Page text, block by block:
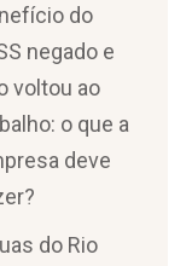
do
negado e
voltou ao
o que a
deve
do Rio